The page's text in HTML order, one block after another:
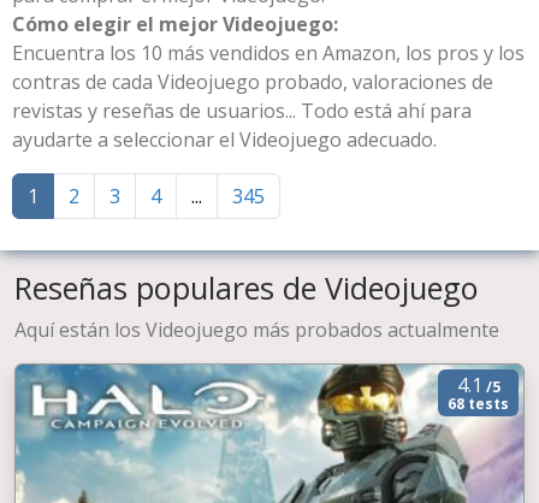
Cómo elegir el mejor Videojuego:
Encuentra los 10 más vendidos en Amazon, los pros y los
contras de cada Videojuego probado, valoraciones de
revistas y reseñas de usuarios... Todo está ahí para
ayudarte a seleccionar el Videojuego adecuado.
1 2 3 4 ... 345
Reseñas populares de Videojuego
Aquí están los Videojuego más probados actualmente
4.1 /5
68 tests